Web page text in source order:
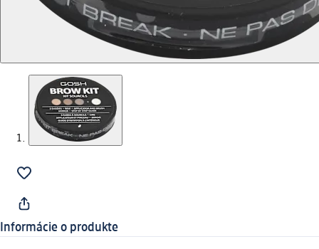
Informácie o produkte